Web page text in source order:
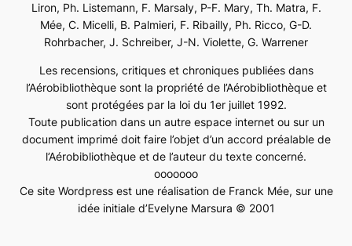
Liron, Ph. Listemann, F. Marsaly, P-F. Mary, Th. Matra, F.
Mée, C. Micelli, B. Palmieri, F. Ribailly, Ph. Ricco, G-D.
Rohrbacher, J. Schreiber, J-N. Violette, G. Warrener
Les recensions, critiques et chroniques publiées dans
l’Aérobibliothèque sont la propriété de l’Aérobibliothèque et
sont protégées par la loi du 1er juillet 1992.
Toute publication dans un autre espace internet ou sur un
document imprimé doit faire l’objet d’un accord préalable de
l’Aérobibliothèque et de l’auteur du texte concerné.
ooooooo
Ce site Wordpress est une réalisation de Franck Mée, sur une
idée initiale d’Evelyne Marsura © 2001